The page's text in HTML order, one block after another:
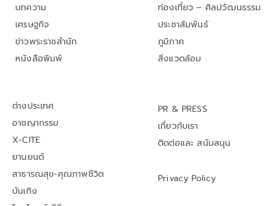
บทความ
เศรษฐกิจ
ข่าวพระราชสำนัก
หนังสือพิมพ์
ท่องเที่ยว – ศิลปวัฒนธรรม
ประชาสัมพันธ์
ภูมิภาค
สิ่งแวดล้อม
ต่างประเทศ
อาชญากรรม
X-CITE
ยานยนต์
สาธารณสุข-คุณภาพชีวิต
บันเทิง
PR & PRESS
เกี่ยวกับเรา
ติดต่อและ สนับสนุน
Privacy Policy